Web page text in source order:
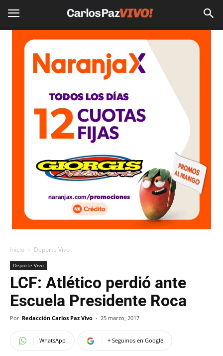
Inicio Deporte Vivo
Deporte Vivo
LCF: Atlético perdió ante
Escuela Presidente Roca
Por Redacción Carlos Paz Vivo - 25 marzo, 2017
WhatsApp + Seguinos en Google